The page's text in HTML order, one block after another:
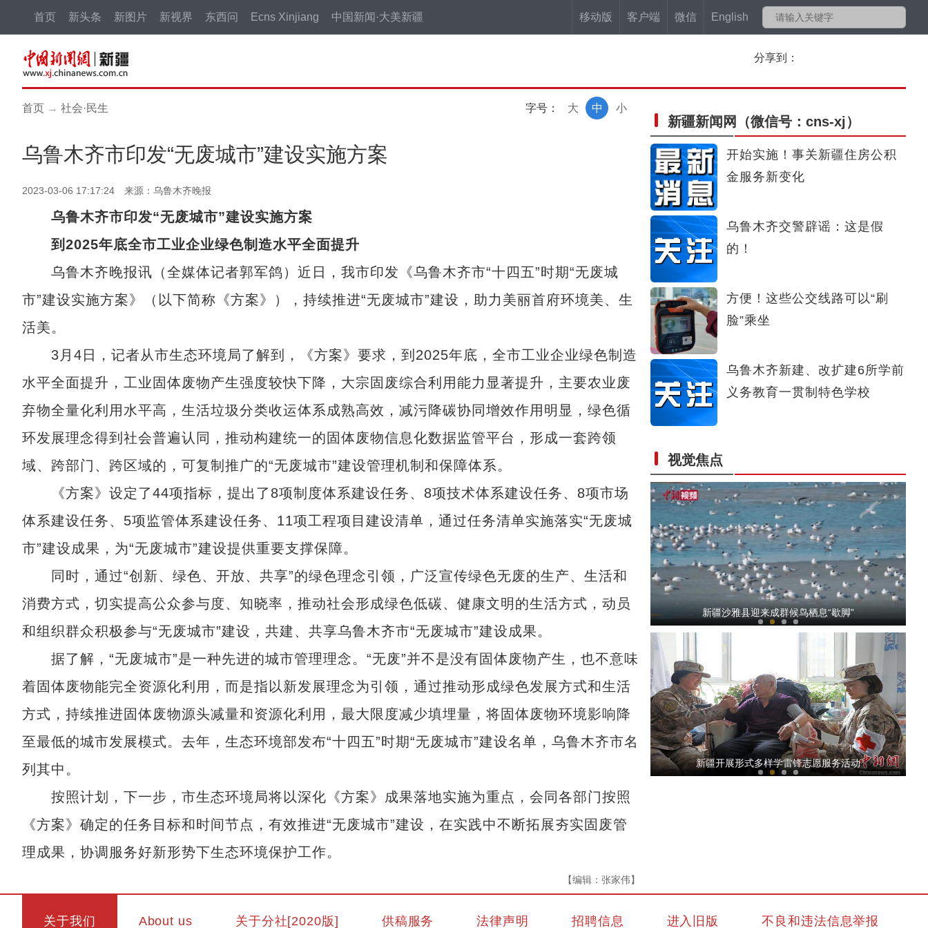
移动版 客户端 微信 English
首页 新头条 新图片 新视界 东西问 Ecns Xinjiang 中国新闻·大美新疆
分享到：
首页 → 社会·民生 字号： 小
中
大
乌鲁木齐市印发“无废城市”建设实施方案
2023-03-06 17:17:24 来源：乌鲁木齐晚报
乌鲁木齐市印发“无废城市”建设实施方案
到2025年底全市工业企业绿色制造水平全面提升
乌鲁木齐晚报讯（全媒体记者郭军鸽）近日，我市印发《乌鲁木齐市“十四五”时期“无废城
市”建设实施方案》（以下简称《方案》），持续推进“无废城市”建设，助力美丽首府环境美、生
活美。
3月4日，记者从市生态环境局了解到，《方案》要求，到2025年底，全市工业企业绿色制造
水平全面提升，工业固体废物产生强度较快下降，大宗固废综合利用能力显著提升，主要农业废
弃物全量化利用水平高，生活垃圾分类收运体系成熟高效，减污降碳协同增效作用明显，绿色循
环发展理念得到社会普遍认同，推动构建统一的固体废物信息化数据监管平台，形成一套跨领
域、跨部门、跨区域的，可复制推广的“无废城市”建设管理机制和保障体系。
《方案》设定了44项指标，提出了8项制度体系建设任务、8项技术体系建设任务、8项市场
体系建设任务、5项监管体系建设任务、11项工程项目建设清单，通过任务清单实施落实“无废城
市”建设成果，为“无废城市”建设提供重要支撑保障。
同时，通过“创新、绿色、开放、共享”的绿色理念引领，广泛宣传绿色无废的生产、生活和
消费方式，切实提高公众参与度、知晓率，推动社会形成绿色低碳、健康文明的生活方式，动员
和组织群众积极参与“无废城市”建设，共建、共享乌鲁木齐市“无废城市”建设成果。
据了解，“无废城市”是一种先进的城市管理理念。“无废”并不是没有固体废物产生，也不意味
着固体废物能完全资源化利用，而是指以新发展理念为引领，通过推动形成绿色发展方式和生活
方式，持续推进固体废物源头减量和资源化利用，最大限度减少填埋量，将固体废物环境影响降
至最低的城市发展模式。去年，生态环境部发布“十四五”时期“无废城市”建设名单，乌鲁木齐市名
列其中。
按照计划，下一步，市生态环境局将以深化《方案》成果落地实施为重点，会同各部门按照
《方案》确定的任务目标和时间节点，有效推进“无废城市”建设，在实践中不断拓展夯实固废管
理成果，协调服务好新形势下生态环境保护工作。
【编辑：张家伟】
新疆新闻网 （微信号：cns-xj）
开始实施！事关新疆住房公积
金服务新变化
乌鲁木齐交警辟谣：这是假
的！
方便！这些公交线路可以“刷
脸”乘坐
乌鲁木齐新建、改扩建6所学前
义务教育一贯制特色学校
视觉焦点
冰雪消融又一春 五彩峡谷显恢弘
【爱在和田】沙漠里制作肚包肉为何插一根中
新疆沙雅县迎来成群候鸟栖息“歇脚”
阿拉山口口岸通行中欧班列突破1000列
新疆开展形式多样学雷锋志愿服务活动
关于我们 About us 关于分社[2020版] 供稿服务 法律声明 招聘信息 进入旧版 不良和违法信息举报